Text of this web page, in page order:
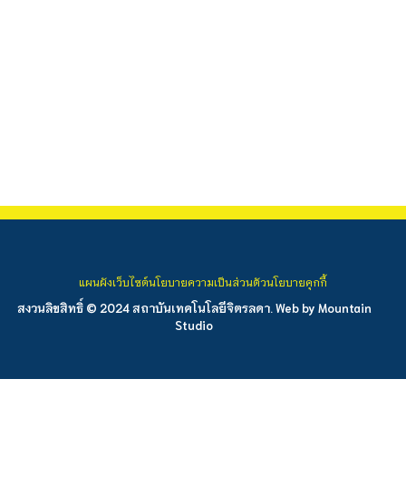
สงวนลิขสิทธิ์ © 2024 สถาบันเทคโนโลยีจิตรลดา. Web by Mountain
Studio
แผนผังเว็บไซต์นโยบายความเป็นส่วนตัวนโยบายคุกกี้